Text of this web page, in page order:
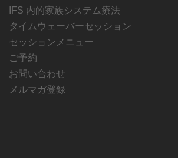
IFS 内的家族システム療法
タイムウェーバーセッション
セッションメニュー
ご予約
お問い合わせ
メルマガ登録